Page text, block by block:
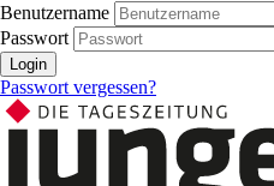
Benutzername
Passwort
Login
Passwort vergessen?